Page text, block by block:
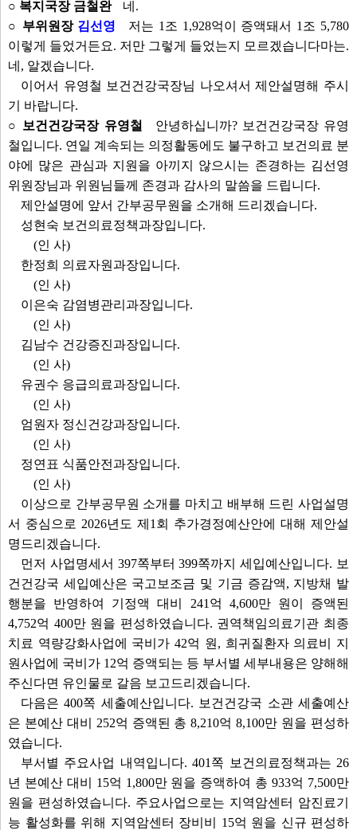
○ 복지국장 금철완
네.
○ 부위원장 김선영
저는 1조 1,928억이 증액돼서 1조 5,780
이렇게 들었거든요. 저만 그렇게 들었는지 모르겠습니다마는.
네, 알겠습니다.
이어서 유영철 보건건강국장님 나오셔서 제안설명해 주시
기 바랍니다.
○ 보건건강국장 유영철
안녕하십니까? 보건건강국장 유영
철입니다. 연일 계속되는 의정활동에도 불구하고 보건의료 분
야에 많은 관심과 지원을 아끼지 않으시는 존경하는 김선영
위원장님과 위원님들께 존경과 감사의 말씀을 드립니다.
제안설명에 앞서 간부공무원을 소개해 드리겠습니다.
성현숙 보건의료정책과장입니다.
(인 사)
한정희 의료자원과장입니다.
(인 사)
이은숙 감염병관리과장입니다.
(인 사)
김남수 건강증진과장입니다.
(인 사)
유권수 응급의료과장입니다.
(인 사)
엄원자 정신건강과장입니다.
(인 사)
정연표 식품안전과장입니다.
(인 사)
이상으로 간부공무원 소개를 마치고 배부해 드린 사업설명
서 중심으로 2026년도 제1회 추가경정예산안에 대해 제안설
명드리겠습니다.
먼저 사업명세서 397쪽부터 399쪽까지 세입예산입니다. 보
건건강국 세입예산은 국고보조금 및 기금 증감액, 지방채 발
행분을 반영하여 기정액 대비 241억 4,600만 원이 증액된
4,752억 400만 원을 편성하였습니다. 권역책임의료기관 최종
치료 역량강화사업에 국비가 42억 원, 희귀질환자 의료비 지
원사업에 국비가 12억 증액되는 등 부서별 세부내용은 양해해
주신다면 유인물로 갈음 보고드리겠습니다.
다음은 400쪽 세출예산입니다. 보건건강국 소관 세출예산
은 본예산 대비 252억 증액된 총 8,210억 8,100만 원을 편성하
였습니다.
부서별 주요사업 내역입니다. 401쪽 보건의료정책과는 26
년 본예산 대비 15억 1,800만 원을 증액하여 총 933억 7,500만
원을 편성하였습니다. 주요사업으로는 지역암센터 암진료기
능 활성화를 위해 지역암센터 장비비 15억 원을 신규 편성하